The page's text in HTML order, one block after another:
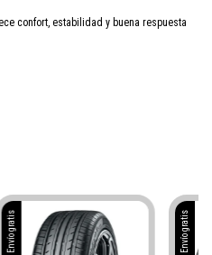
confort, estabilidad y buena respuesta
Envío gratis Envío gratis